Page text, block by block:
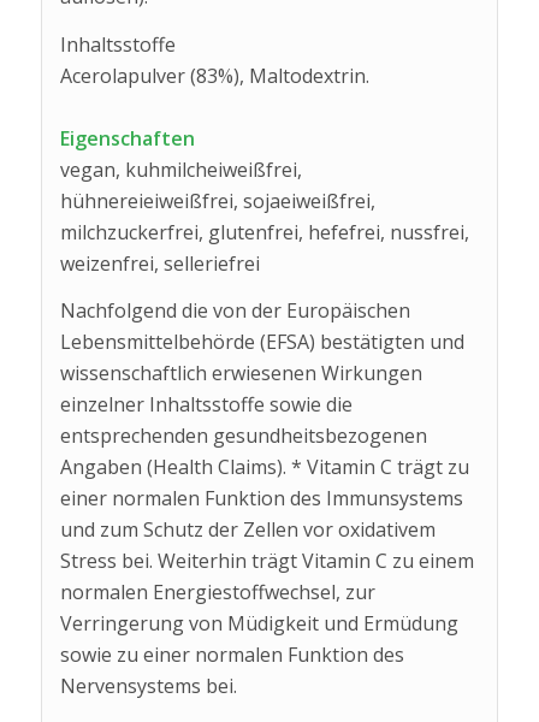
Inhaltsstoffe
Acerolapulver (83%), Maltodextrin.
Eigenschaften
vegan, kuhmilcheiweißfrei,
hühnereieiweißfrei, sojaeiweißfrei,
milchzuckerfrei, glutenfrei, hefefrei, nussfrei,
weizenfrei, selleriefrei
Nachfolgend die von der Europäischen
Lebensmittelbehörde (EFSA) bestätigten und
wissenschaftlich erwiesenen Wirkungen
einzelner Inhaltsstoffe sowie die
entsprechenden gesundheitsbezogenen
Angaben (Health Claims). * Vitamin C trägt zu
einer normalen Funktion des Immunsystems
und zum Schutz der Zellen vor oxidativem
Stress bei. Weiterhin trägt Vitamin C zu einem
normalen Energiestoffwechsel, zur
Verringerung von Müdigkeit und Ermüdung
sowie zu einer normalen Funktion des
Nervensystems bei.